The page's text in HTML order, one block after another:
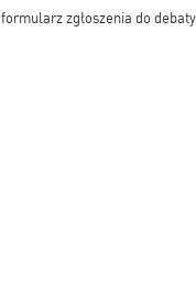
formularz zgłoszenia do